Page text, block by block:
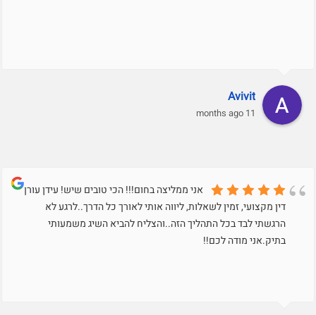
Avivit
11 months ago
אני ממליצה בחום!!! הכי טובים שיש! עידן עורך
דין מקצועי, זמין לשאלות, ליווה אותי לאורך כל הדרך..לרגע לא
הרגשתי לבד בכל התהליך הזה..והצליח להביא השיג משמעותי
בתיק.אני מודה לכם!!